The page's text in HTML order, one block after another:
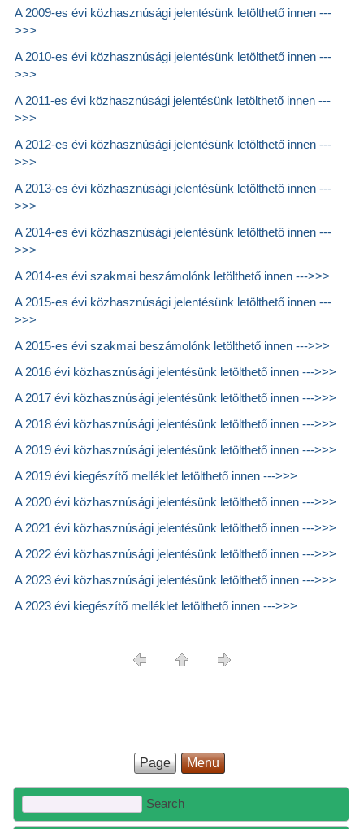
A 2009-es évi közhasznúsági jelentésünk letölthető innen ---
>>>
A 2010-es évi közhasznúsági jelentésünk letölthető innen ---
>>>
A 2011-es évi közhasznúsági jelentésünk letölthető innen ---
>>>
A 2012-es évi közhasznúsági jelentésünk letölthető innen ---
>>>
A 2013-es évi közhasznúsági jelentésünk letölthető innen ---
>>>
A 2014-es évi közhasznúsági jelentésünk letölthető innen ---
>>>
A 2014-es évi szakmai beszámolónk letölthető innen --->>>
A 2015-es évi közhasznúsági jelentésünk letölthető innen ---
>>>
A 2015-es évi szakmai beszámolónk letölthető innen --->>>
A 2016 évi közhasznúsági jelentésünk letölthető innen --->>>
A 2017 évi közhasznúsági jelentésünk letölthető innen --->>>
A 2018 évi közhasznúsági jelentésünk letölthető innen --->>>
A 2019 évi közhasznúsági jelentésünk letölthető innen --->>>
A 2019 évi kiegészítő melléklet letölthető innen --->>>
A 2020 évi közhasznúsági jelentésünk letölthető innen --->>>
A 2021 évi közhasznúsági jelentésünk letölthető innen --->>>
A 2022 évi közhasznúsági jelentésünk letölthető innen --->>>
A 2023 évi közhasznúsági jelentésünk letölthető innen --->>>
A 2023 évi kiegészítő melléklet letölthető innen --->>>
Page Menu